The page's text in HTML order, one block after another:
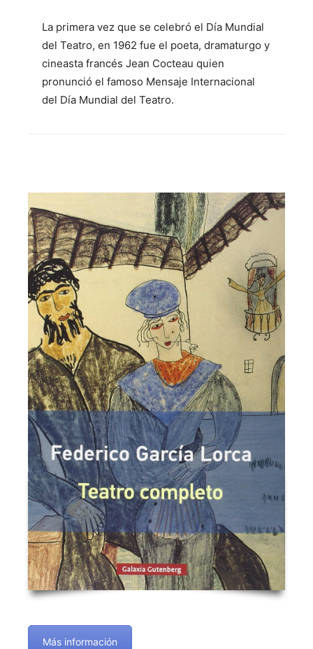
La primera vez que se celebró el Día Mundial
del Teatro, en 1962 fue el poeta, dramaturgo y
cineasta francés Jean Cocteau quien
pronunció el famoso Mensaje Internacional
del Día Mundial del Teatro.
Más información